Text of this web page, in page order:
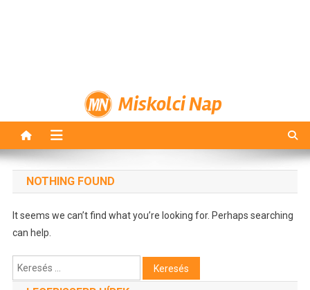
Miskolci Nap
NOTHING FOUND
It seems we can’t find what you’re looking for. Perhaps searching
can help.
Keresés: